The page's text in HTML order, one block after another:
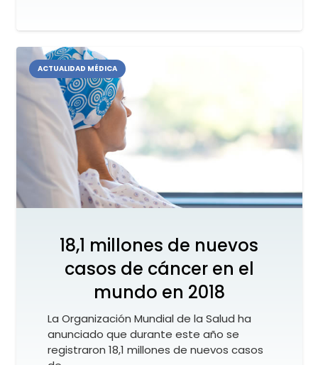
ACTUALIDAD MÉDICA
18,1 millones de nuevos
casos de cáncer en el
mundo en 2018
La Organización Mundial de la Salud ha
anunciado que durante este año se
registraron 18,1 millones de nuevos casos